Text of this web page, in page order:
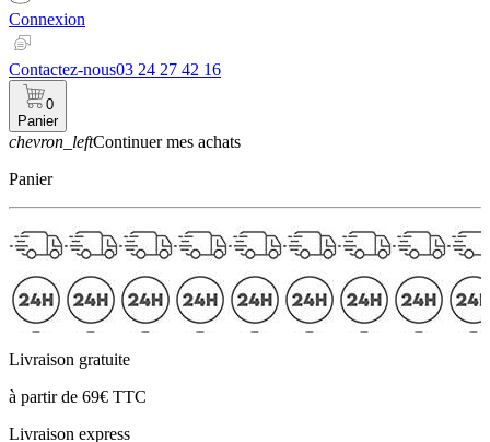
Connexion
Contactez-nous03 24 27 42 16
0
Panier
chevron_leftContinuer mes achats
Panier
Livraison gratuite
à partir de 69€ TTC
Livraison express